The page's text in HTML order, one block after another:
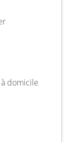
domicile